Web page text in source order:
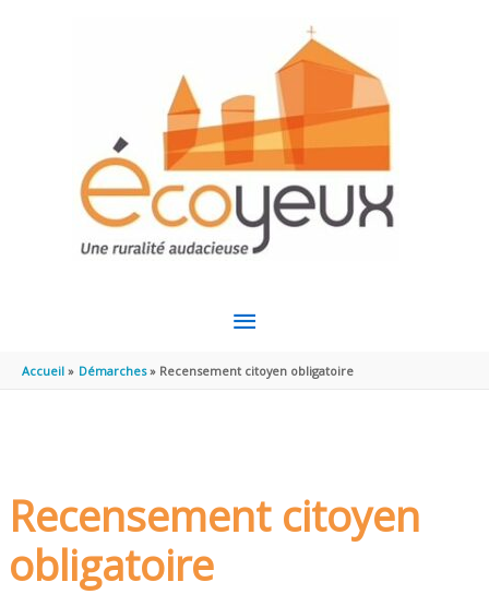
MENU
PRINCIPAL
Accueil Démarches Recensement citoyen obligatoire
Recensement citoyen
obligatoire